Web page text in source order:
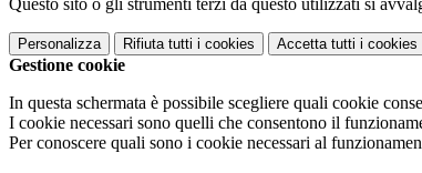
Questo sito o gli strumenti terzi da questo utilizzati si
Personalizza Rifiuta tutti i cookies Accetta tutti i cookies
Gestione cookie
In questa schermata è possibile scegliere quali cookie
I cookie necessari sono quelli che consentono il
Per conoscere quali sono i cookie necessari al